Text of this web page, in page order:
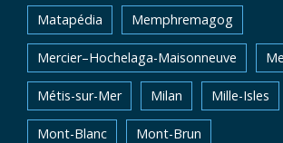
Matapédia Memphremagog
Mercier–Hochelaga-Maisonneuve
Métis-sur-Mer Milan Mille-Isles
Mont-Blanc Mont-Brun